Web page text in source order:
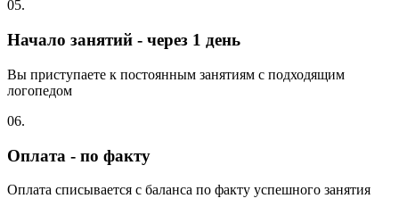
05.
Начало занятий - через 1 день
Вы приступаете к постоянным занятиям с подходящим
логопедом
06.
Оплата - по факту
Оплата списывается с баланса по факту успешного занятия